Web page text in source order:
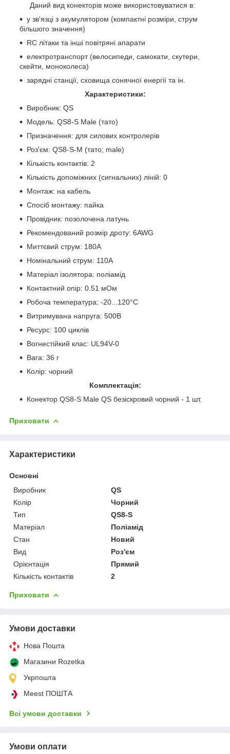
Даний вид конекторів може використовуватися в:
у зв'язці з акумулятором (компактні розміри, струм
більшого значення)
RC літаки та інші повітряні апарати
електротранспорт (велосипеди, самокати, скутери,
скейти, моноколеса)
зарядні станції, сховища сонячної енергії та ін.
Характеристики:
Виробник: QS
Модель: QS8-S Мale (тато)
Призначення: для силових контролерів
Роз'єм: QS8-S-M (тато; male)
Кількість контактів: 2
Кількість допоміжних (сигнальних) ліній: 0
Монтаж: на кабель
Спосіб монтажу: пайка
Провідник: позолочена латунь
Рекомендований розмір дроту: 6AWG
Миттєвий струм: 180А
Номінальний струм: 110А
Матеріал ізолятора: поліамід
Контактний опір: 0.51 мОм
Робоча температура: -20...120°C
Витримувана напруга: 500В
Ресурс: 100 циклів
Вогнестійкий клас: UL94V-0
Вага: 36 г
Колір: чорний
Комплектація:
Конектор QS8-S Male QS безіскровий чорний - 1 шт.
Приховати
Характеристики
Основні
Виробник
QS
Колір
Чорний
Тип
QS8-S
Матеріал
Поліамід
Стан
Новий
Вид
Роз'єм
Орієнтація
Прямий
Кількість контактів
2
Приховати
Умови доставки
Нова Пошта
Магазини Rozetka
Укрпошта
Meest ПОШТА
Всі умови доставки
Умови оплати